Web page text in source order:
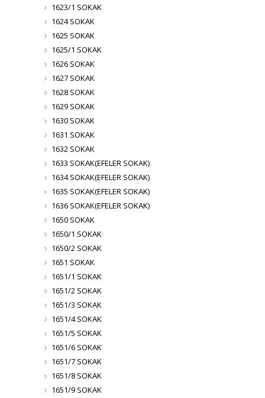
1623/1 SOKAK
1624 SOKAK
1625 SOKAK
1625/1 SOKAK
1626 SOKAK
1627 SOKAK
1628 SOKAK
1629 SOKAK
1630 SOKAK
1631 SOKAK
1632 SOKAK
1633 SOKAK(EFELER SOKAK)
1634 SOKAK(EFELER SOKAK)
1635 SOKAK(EFELER SOKAK)
1636 SOKAK(EFELER SOKAK)
1650 SOKAK
1650/1 SOKAK
1650/2 SOKAK
1651 SOKAK
1651/1 SOKAK
1651/2 SOKAK
1651/3 SOKAK
1651/4 SOKAK
1651/5 SOKAK
1651/6 SOKAK
1651/7 SOKAK
1651/8 SOKAK
1651/9 SOKAK